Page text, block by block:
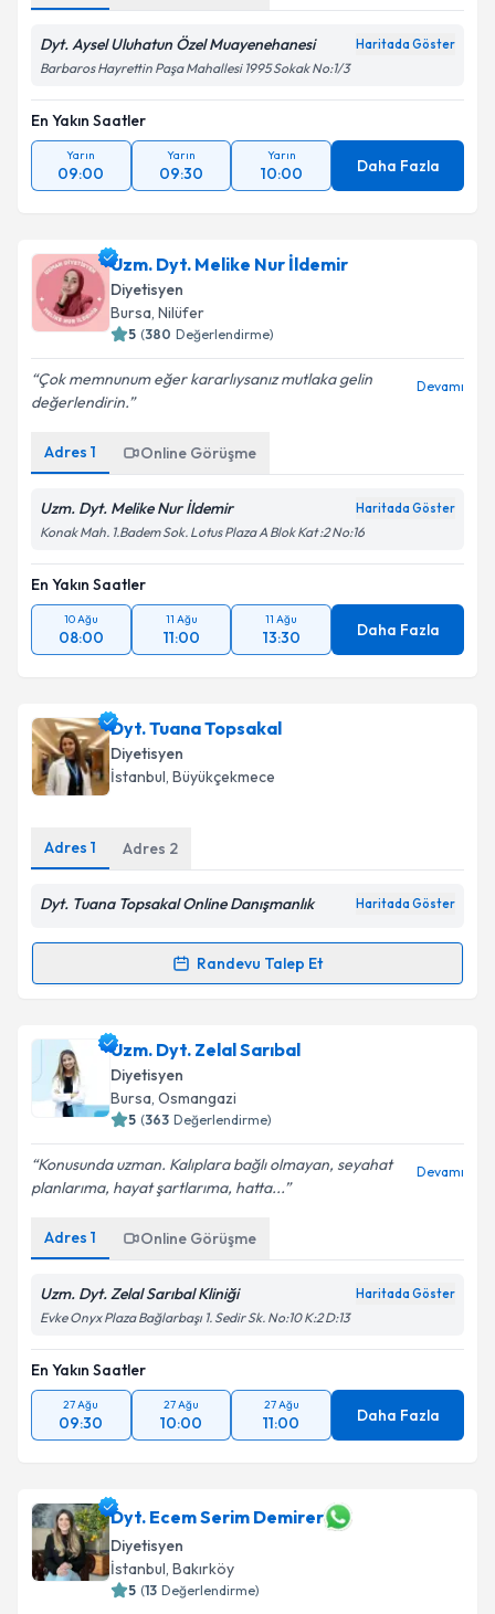
Dyt. Aysel Uluhatun Özel Muayenehanesi Haritada Göster
Barbaros Hayrettin Paşa Mahallesi 1995 Sokak No:1/3
En Yakın Saatler
Yarın
09:00
Yarın
09:30
Yarın
10:00 Daha Fazla
Uzm. Dyt. Melike Nur İldemir
Diyetisyen
Bursa, Nilüfer
5 (380 Değerlendirme)
Çok memnunum eğer kararlıysanız mutlaka gelin
değerlendirin.
Devamı
Adres 1 Online Görüşme
Uzm. Dyt. Melike Nur İldemir Haritada Göster
Konak Mah. 1.Badem Sok. Lotus Plaza A Blok Kat :2 No:16
En Yakın Saatler
10 Ağu
08:00
11 Ağu
11:00
11 Ağu
13:30 Daha Fazla
Dyt. Tuana Topsakal
Diyetisyen
İstanbul, Büyükçekmece
Adres 1 Adres 2
Dyt. Tuana Topsakal Online Danışmanlık Haritada Göster
Randevu Talep Et
Randevu Takvimi Talebi
Dyt. Tuana Topsakaliçin randevu takvimi talebi
oluşturun. Size bu uzmandan randevu almanız için bir
takvim hazırlandığında e-posta ile bilgilendireceğiz.
Kişisel verilerimin işlenmesine ilişkin
Metni'ni okudum ve kişisel verilerimin belirtilen
kapsamda işlenmesini kabul ediyorum.
Uzm. Dyt. Zelal Sarıbal
Diyetisyen
Bursa, Osmangazi
5 (363 Değerlendirme)
Konusunda uzman. Kalıplara bağlı olmayan, seyahat
planlarıma, hayat şartlarıma, hatta...
Devamı
Adres 1 Online Görüşme
Uzm. Dyt. Zelal Sarıbal Kliniği Haritada Göster
Evke Onyx Plaza Bağlarbaşı 1. Sedir Sk. No:10 K:2 D:13
En Yakın Saatler
27 Ağu
09:30
27 Ağu
10:00
27 Ağu
11:00 Daha Fazla
Dyt. Ecem Serim Demirer
Diyetisyen
İstanbul, Bakırköy
5 (13 Değerlendirme)